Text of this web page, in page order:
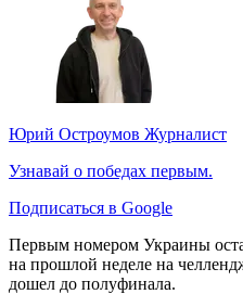
Юрий Остроумов Журналист
Узнавай о победах первым.
Подписаться в Google
Первым номером Украины
на прошлой неделе на
дошел до полуфинала.